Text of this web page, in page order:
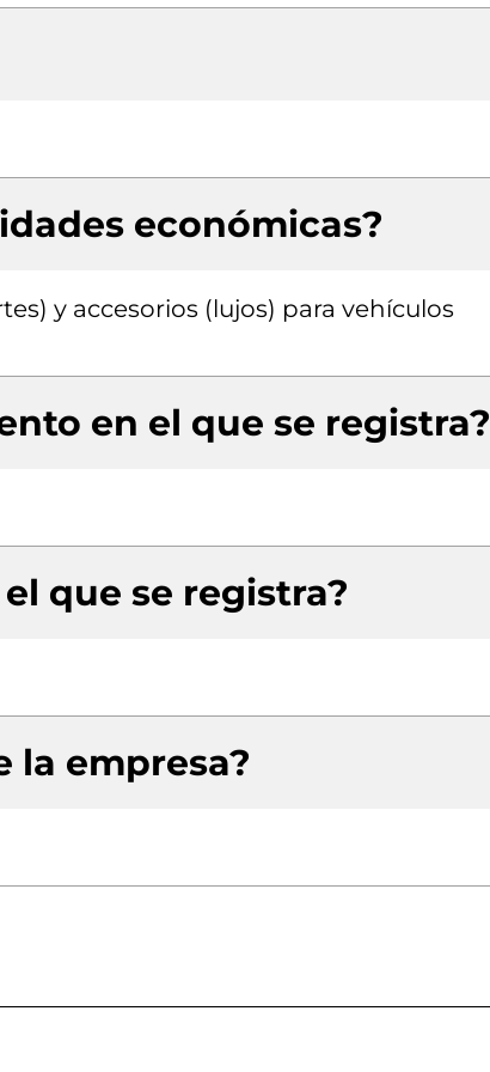
económicas?
y accesorios (lujos) para vehículos
en el que se registra?
que se registra?
la empresa?